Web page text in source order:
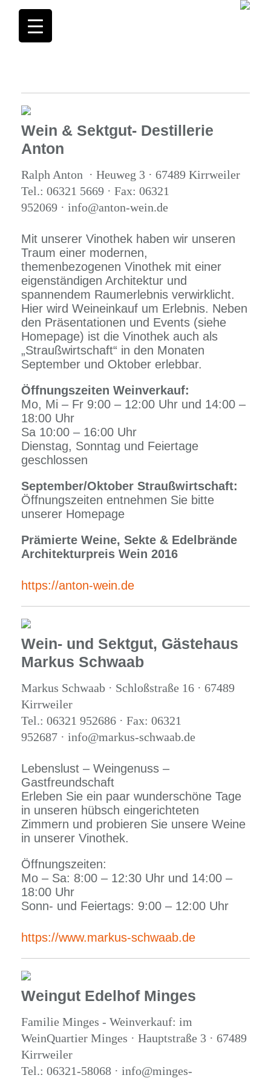
Wein & Sektgut- Destillerie
Anton
Ralph Anton · Heuweg 3 · 67489 Kirrweiler
Tel.: 06321 5669 · Fax: 06321
952069 · info@anton-wein.de
Mit unserer Vinothek haben wir unseren
Traum einer modernen,
themenbezogenen Vinothek mit einer
eigenständigen Architektur und
spannendem Raumerlebnis verwirklicht.
Hier wird Weineinkauf um Erlebnis. Neben
den Präsentationen und Events (siehe
Homepage) ist die Vinothek auch als
„Straußwirtschaft“ in den Monaten
September und Oktober erlebbar.
Öffnungszeiten Weinverkauf:
Mo, Mi – Fr 9:00 – 12:00 Uhr und 14:00 –
18:00 Uhr
Sa 10:00 – 16:00 Uhr
Dienstag, Sonntag und Feiertage
geschlossen
September/Oktober Straußwirtschaft:
Öffnungszeiten entnehmen Sie bitte
unserer Homepage
Prämierte Weine, Sekte & Edelbrände
Architekturpreis Wein 2016
https://anton-wein.de
Wein- und Sektgut, Gästehaus
Markus Schwaab
Markus Schwaab · Schloßstraße 16 · 67489
Kirrweiler
Tel.: 06321 952686 · Fax: 06321
952687 · info@markus-schwaab.de
Lebenslust – Weingenuss –
Gastfreundschaft
Erleben Sie ein paar wunderschöne Tage
in unseren hübsch eingerichteten
Zimmern und probieren Sie unsere Weine
in unserer Vinothek.
Öffnungszeiten:
Mo – Sa: 8:00 – 12:30 Uhr und 14:00 –
18:00 Uhr
Sonn- und Feiertags: 9:00 – 12:00 Uhr
https://www.markus-schwaab.de
Weingut Edelhof Minges
Familie Minges - Weinverkauf: im
WeinQuartier Minges · Hauptstraße 3 · 67489
Kirrweiler
Tel.: 06321-58068 · info@minges-